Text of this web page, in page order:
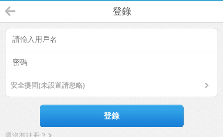
登錄
安全提問(未設置請忽略)
登錄